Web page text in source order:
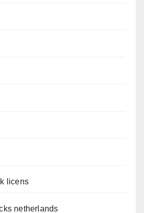
licens
netherlands